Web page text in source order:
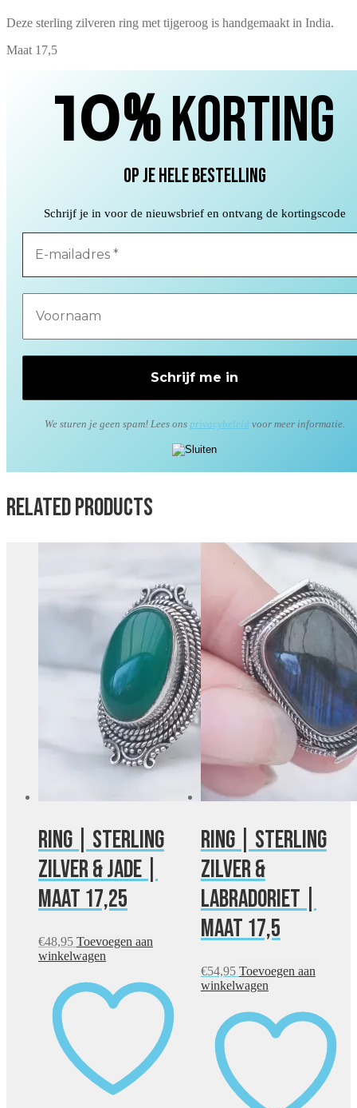
Deze sterling zilveren ring met tijgeroog is handgemaakt in India.
Maat 17,5
10%korting
op je hele bestelling
Schrijf je in voor de nieuwsbrief en ontvang de kortingscode
We sturen je geen spam! Lees ons privacybeleid voor meer informatie.
Related products
Ring | Sterling
zilver & jade |
maat 17,25
€48,95 Toevoegen aan
winkelwagen
Ring | Sterling
zilver &
labradoriet |
maat 17,5
€54,95 Toevoegen aan
winkelwagen